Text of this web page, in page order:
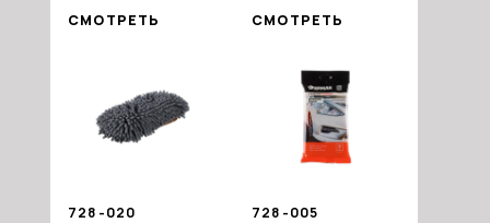
СМОТРЕТЬ
СМОТРЕТЬ
728-020
728-005